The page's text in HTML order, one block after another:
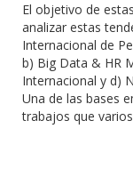
El objetivo de
analizar estas
Internacional de
b) Big Data & HR
Internacional y d)
Una de las bases
trabajos que